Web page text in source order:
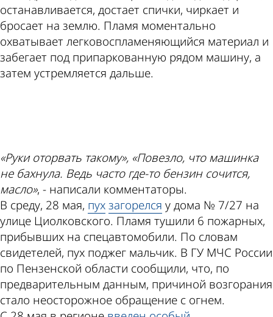
останавливается, достает спички, чиркает и
бросает на землю. Пламя моментально
охватывает легковоспламеняющийся материал и
забегает под припаркованную рядом машину, а
затем устремляется дальше.
«Руки оторвать такому», «Повезло, что машинка
не бахнула. Ведь часто где-то бензин сочится,
масло», - написали комментаторы.
В среду, 28 мая, пухзагорелся у дома № 7/27 на
улице Циолковского. Пламя тушили 6 пожарных,
прибывших на спецавтомобили. По словам
свидетелей, пух поджег мальчик. В ГУ МЧС России
по Пензенской области сообщили, что, по
предварительным данным, причиной возгорания
стало неосторожное обращение с огнем.